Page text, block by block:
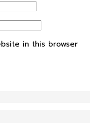
in this browser